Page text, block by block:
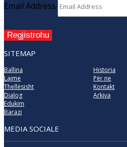
Email Address
Regjistrohu
SITEMAP
Ballina
Lajme
Thellësisht
Dialog
Edukim
Barazi
Historia
Për ne
Kontakt
Arkiva
MEDIA SOCIALE